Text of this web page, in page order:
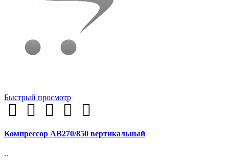
Быстрый просмотр
Компрессор AB270/850 вертикальный
..